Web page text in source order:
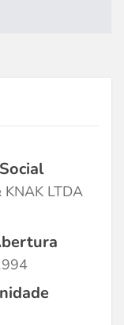
KNAK LTDA